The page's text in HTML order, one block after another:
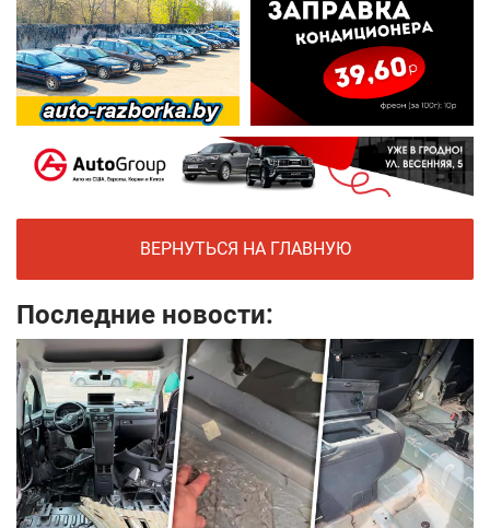
ВЕРНУТЬСЯ НА ГЛАВНУЮ
Последние новости: